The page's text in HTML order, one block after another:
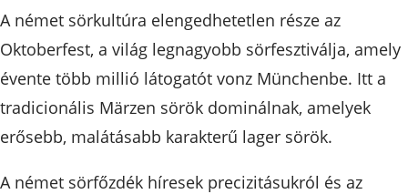
A német sörkultúra elengedhetetlen része az
Oktoberfest, a világ legnagyobb sörfesztiválja, amely
évente több millió látogatót vonz Münchenbe. Itt a
tradicionális Märzen sörök dominálnak, amelyek
erősebb, malátásabb karakterű lager sörök.
A német sörfőzdék híresek precizitásukról és az